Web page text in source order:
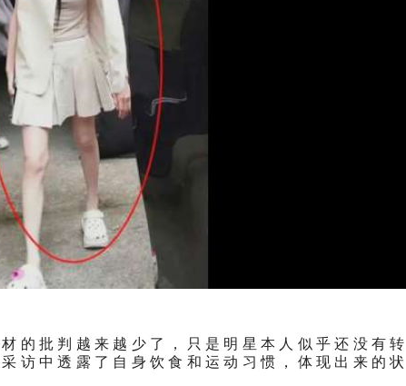
的批判越来越少了，只是明星本人似乎还没有转
访中透露了自身饮食和运动习惯，体现出来的状